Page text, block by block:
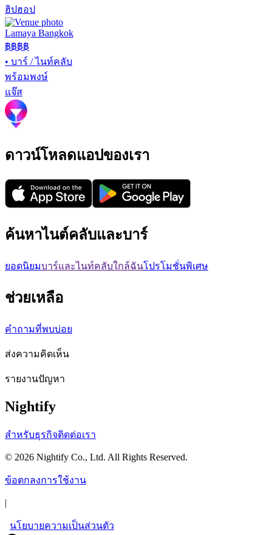
ฮิปฮอป
Lamaya Bangkok
฿฿฿฿
• บาร์ / ไนท์คลับ
พร้อมพงษ์
แจ๊ส
ดาวน์โหลดแอปของเรา
ค้นหาไนต์คลับและบาร์
ยอดนิยมบาร์และไนท์คลับใกล้ฉันโปรโมชั่นพิเศษ
ช่วยเหลือ
คำถามที่พบบ่อย
ส่งความคิดเห็น
รายงานปัญหา
Nightify
สำหรับธุรกิจติดต่อเรา
© 2026 Nightify Co., Ltd. All Rights Reserved.
ข้อตกลงการใช้งาน
|
นโยบายความเป็นส่วนตัว